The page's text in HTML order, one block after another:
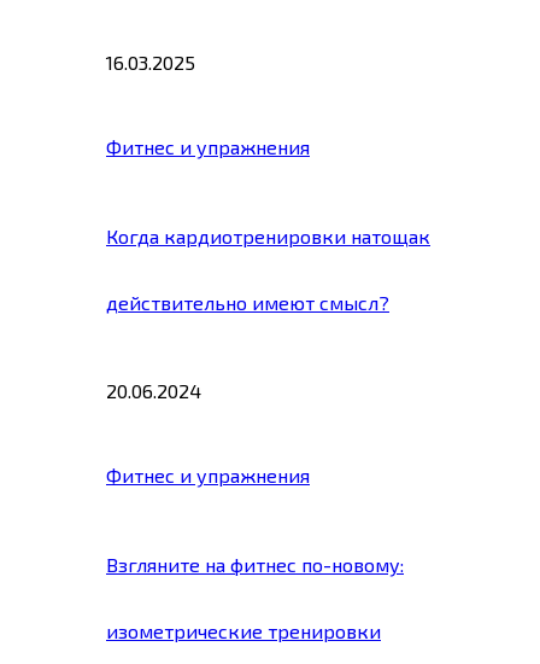
16.03.2025
Фитнес и упражнения
Когда кардиотренировки натощак
действительно имеют смысл?
20.06.2024
Фитнес и упражнения
Взгляните на фитнес по-новому:
изометрические тренировки